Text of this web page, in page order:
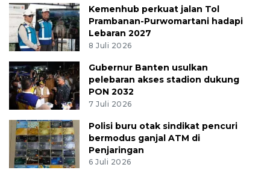
Kemenhub perkuat jalan Tol
Prambanan-Purwomartani hadapi
Lebaran 2027
8 Juli 2026
Gubernur Banten usulkan
pelebaran akses stadion dukung
PON 2032
7 Juli 2026
Polisi buru otak sindikat pencuri
bermodus ganjal ATM di
Penjaringan
6 Juli 2026